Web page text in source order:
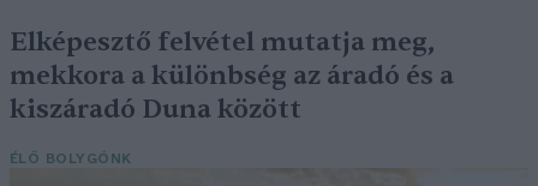
Elképesztő felvétel mutatja meg,
mekkora a különbség az áradó és a
kiszáradó Duna között
ÉLŐ BOLYGÓNK